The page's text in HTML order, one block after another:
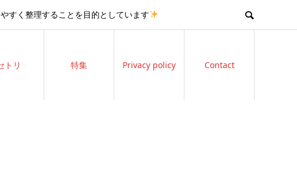
すく整理することを目的としています
トリ 特集 Privacy policy Contact